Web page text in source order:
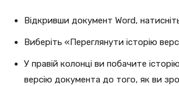
Відкривши документ Word,
Виберіть «Переглянути історію
У правій колонці ви побачите
версію документа до того, як ви